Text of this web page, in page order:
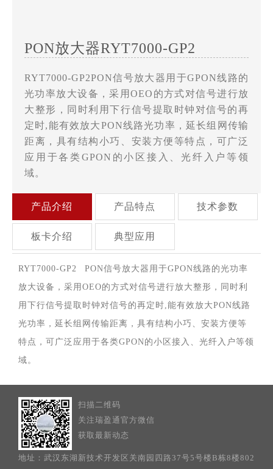
PON放大器RYT7000-GP2
RYT7000-GP2PON信号放大器用于GPON线路的
光功率放大设备，采用OEO的方式对信号进行放
大整形，同时利用下行信号提取时钟对信号的再
定时,能有效放大PON线路光功率，延长组网传输
距离，具有结构小巧、安装方便等特点，可广泛
应用于各类GPON的小区接入、光纤入户等领
域。
产品介绍 产品特点 技术参数
板卡介绍 典型应用
RYT7000-GP2 PON信号放大器用于GPON线路的光功率
放大设备，采用OEO的方式对信号进行放大整形，同时利
用下行信号提取时钟对信号的再定时,能有效放大PON线路
光功率，延长组网传输距离，具有结构小巧、安装方便等
特点，可广泛应用于各类GPON的小区接入、光纤入户等领
域。
扫描二维码
关注瑞盈通官方微信
获取最新动态
地址：武汉东湖新技术开发区关南园四路37号5号楼B栋8楼802